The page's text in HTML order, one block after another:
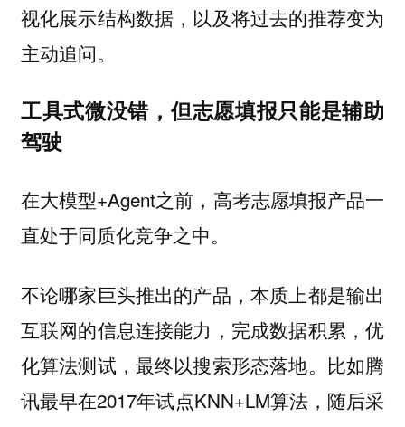
视化展示结构数据，以及将过去的推荐变为
主动追问。
工具式微没错，但志愿填报只能是辅助
驾驶
在大模型+Agent之前，高考志愿填报产品一
直处于同质化竞争之中。
不论哪家巨头推出的产品，本质上都是输出
互联网的信息连接能力，完成数据积累，优
化算法测试，最终以搜索形态落地。比如腾
讯最早在2017年试点KNN+LM算法，随后采